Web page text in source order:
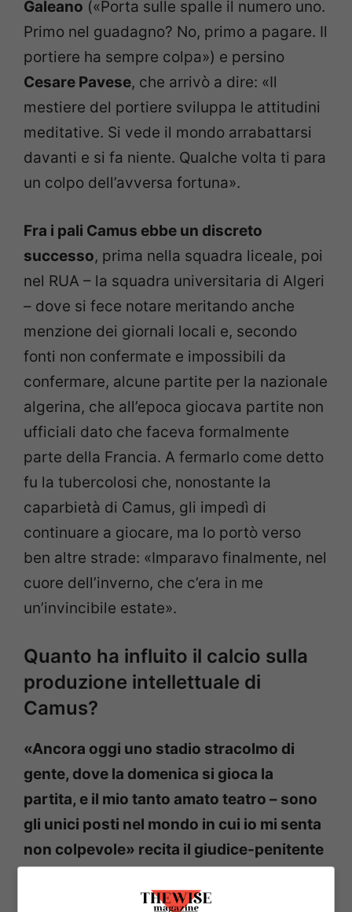
Galeano («Porta sulle spalle il numero uno.
Primo nel guadagno? No, primo a pagare. Il
portiere ha sempre colpa») e persino
Cesare Pavese, che arrivò a dire: «Il
mestiere del portiere sviluppa le attitudini
meditative. Si vede il mondo arrabattarsi
davanti e si fa niente. Qualche volta ti para
un colpo dell’avversa fortuna».
Fra i pali Camus ebbe un discreto
successo, prima nella squadra liceale, poi
nel RUA – la squadra universitaria di Algeri
– dove si fece notare meritando anche
menzione dei giornali locali e, secondo
fonti non confermate e impossibili da
confermare, alcune partite per la nazionale
algerina, che all’epoca giocava partite non
ufficiali dato che faceva formalmente
parte della Francia. A fermarlo come detto
fu la tubercolosi che, nonostante la
caparbietà di Camus, gli impedì di
continuare a giocare, ma lo portò verso
ben altre strade: «Imparavo finalmente, nel
cuore dell’inverno, che c’era in me
un’invincibile estate».
Quanto ha influito il calcio sulla
produzione intellettuale di
Camus?
«Ancora oggi uno stadio stracolmo di
gente, dove la domenica si gioca la
partita, e il mio tanto amato teatro – sono
gli unici posti nel mondo in cui io mi senta
non colpevole» recita il giudice-penitente
monologo lungo un intero romanzo,